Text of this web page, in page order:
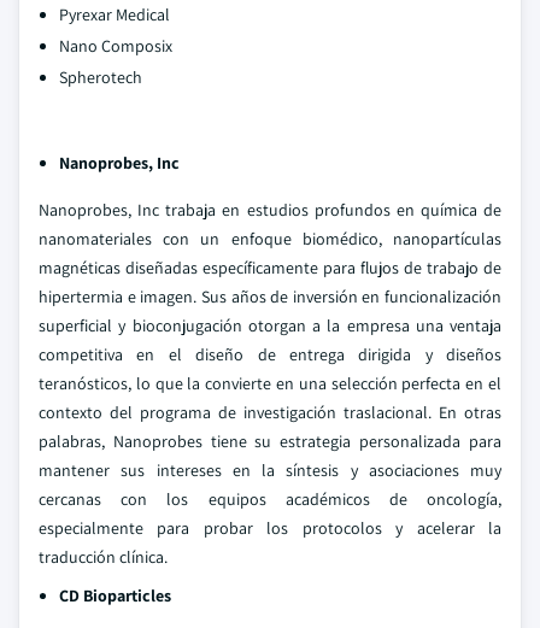
Pyrexar Medical
Nano Composix
Spherotech
Nanoprobes, Inc
Nanoprobes, Inc trabaja en estudios profundos en química de
nanomateriales con un enfoque biomédico, nanopartículas
magnéticas diseñadas específicamente para flujos de trabajo de
hipertermia e imagen. Sus años de inversión en funcionalización
superficial y bioconjugación otorgan a la empresa una ventaja
competitiva en el diseño de entrega dirigida y diseños
teranósticos, lo que la convierte en una selección perfecta en el
contexto del programa de investigación traslacional. En otras
palabras, Nanoprobes tiene su estrategia personalizada para
mantener sus intereses en la síntesis y asociaciones muy
cercanas con los equipos académicos de oncología,
especialmente para probar los protocolos y acelerar la
traducción clínica.
CD Bioparticles